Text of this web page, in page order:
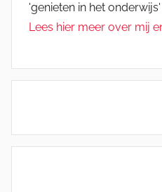
'genieten in het onderwijs'
Lees hier meer over mij